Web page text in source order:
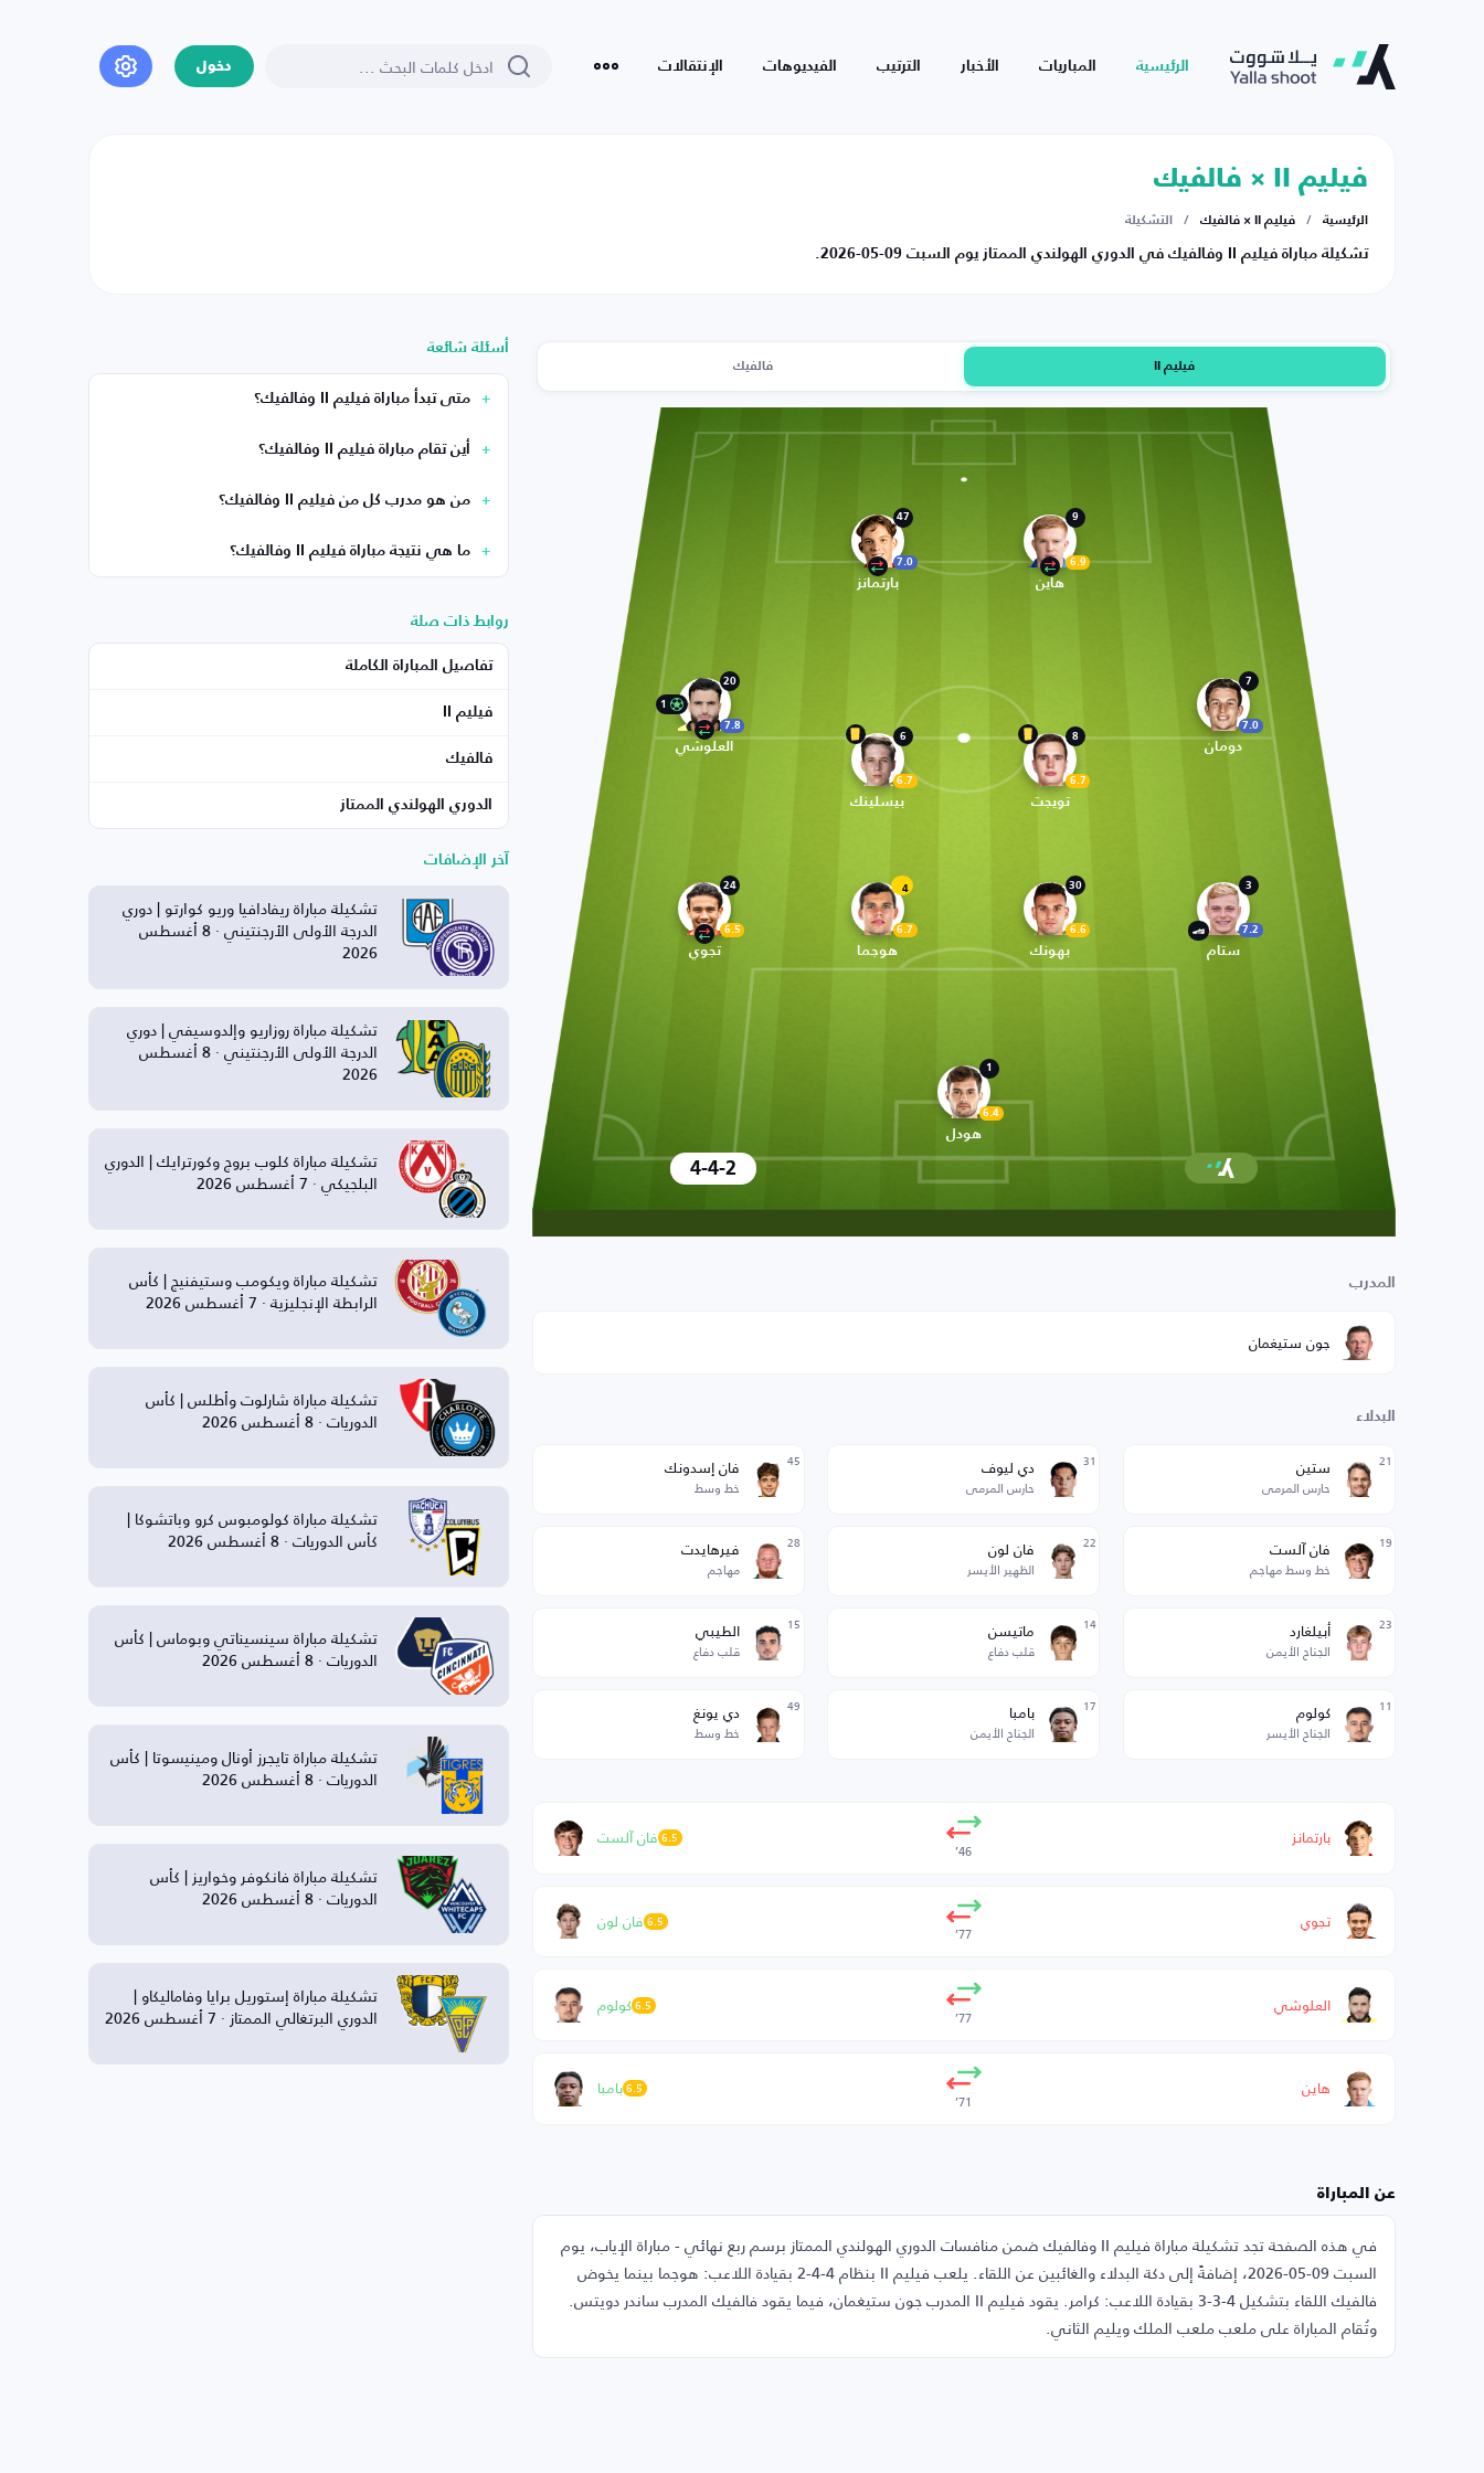
الرئيسية المباريات الأخبار الترتيب الفيديوهات الإنتقالات دخول
فيليم II × فالفيك
الرئيسية / فيليم II × فالفيك / التشكيلة
تشكيلة مباراة فيليم II وفالفيك في الدوري الهولندي الممتاز يوم السبت 09-05-2026.
فيليم II فالفيك
47
7.0
بارتمانز
9
6.9
هاين
20
7.8
1
العلوشي
6
6.7
بيسلينك
8
6.7
تويجت
7
7.0
دومان
24
6.5
تجوي
4
6.7
هوجما
30
6.6
بهونك
3
7.2
ستام
1
6.4
هودل
4-4-2
المدرب
جون ستيغمان
البدلاء
21 ستين
حارس المرمى
31 دي ليوف
حارس المرمى
45 فان إسدونك
خط وسط
19 فان آلست
خط وسط مهاجم
22 فان لون
الظهير الأيسر
28 فيرهايدت
مهاجم
23 أبيلغارد
الجناح الأيمن
14 ماتيسن
قلب دفاع
15 الطيبي
قلب دفاع
11 كولوم
الجناح الأيسر
17 بامبا
الجناح الأيمن
49 دي يونغ
خط وسط
بارتمانز 46’ فان آلست 6.5
تجوي 77’ فان لون 6.5
العلوشي 77’ كولوم6.5
هاين 71’ بامبا6.5
عن المباراة
في هذه الصفحة تجد تشكيلة مباراة فيليم II وفالفيك ضمن منافسات الدوري الهولندي الممتاز برسم ربع نهائي - مباراة الإياب، يوم
السبت 09-05-2026، إضافةً إلى دكة البدلاء والغائبين عن اللقاء. يلعب فيليم II بنظام 4-4-2 بقيادة اللاعب: هوجما بينما يخوض
فالفيك اللقاء بتشكيل 4-3-3 بقيادة اللاعب: كرامر. يقود فيليم II المدرب جون ستيغمان، فيما يقود فالفيك المدرب ساندر دويتس.
وتُقام المباراة على ملعب ملعب الملك ويليم الثاني.
أسئلة شائعة
متى تبدأ مباراة فيليم II وفالفيك؟
أين تقام مباراة فيليم II وفالفيك؟
من هو مدرب كل من فيليم II وفالفيك؟
ما هي نتيجة مباراة فيليم II وفالفيك؟
روابط ذات صلة
تفاصيل المباراة الكاملة
فيليم II
فالفيك
الدوري الهولندي الممتاز
آخر الإضافات
تشكيلة مباراة ريفادافيا وريو كوارتو | دوري
الدرجة الأولى الأرجنتيني · 8 أغسطس
2026
تشكيلة مباراة روزاريو وإلدوسيفي | دوري
الدرجة الأولى الأرجنتيني · 8 أغسطس
2026
تشكيلة مباراة كلوب بروج وكورترايك | الدوري
البلجيكي · 7 أغسطس 2026
تشكيلة مباراة ويكومب وستيفنيج | كأس
الرابطة الإنجليزية · 7 أغسطس 2026
تشكيلة مباراة شارلوت وأطلس | كأس
الدوريات · 8 أغسطس 2026
تشكيلة مباراة كولومبوس كرو وباتشوكا |
كأس الدوريات · 8 أغسطس 2026
تشكيلة مباراة سينسيناتي وبوماس | كأس
الدوريات · 8 أغسطس 2026
تشكيلة مباراة تايجرز أونال ومينيسوتا | كأس
الدوريات · 8 أغسطس 2026
تشكيلة مباراة فانكوفر وخواريز | كأس
الدوريات · 8 أغسطس 2026
تشكيلة مباراة إستوريل برايا وفاماليكاو |
الدوري البرتغالي الممتاز · 7 أغسطس 2026